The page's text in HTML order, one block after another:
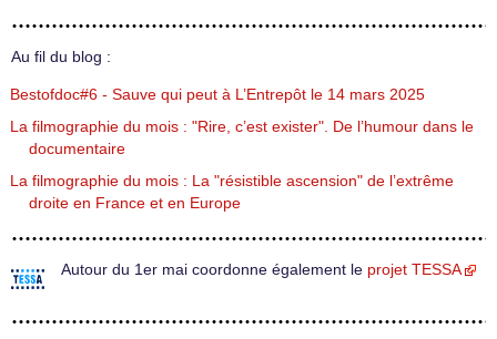
Au fil du blog :
Bestofdoc#6 - Sauve qui peut à L’Entrepôt le 14 mars 2025
La filmographie du mois : "Rire, c’est exister". De l’humour dans le
documentaire
La filmographie du mois : La "résistible ascension" de l’extrême
droite en France et en Europe
Autour du 1er mai coordonne également le projet TESSA